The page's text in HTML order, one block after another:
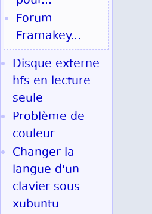
Forum
Framakey...
Disque externe
hfs en lecture
seule
Problème de
couleur
Changer la
langue d'un
clavier sous
xubuntu